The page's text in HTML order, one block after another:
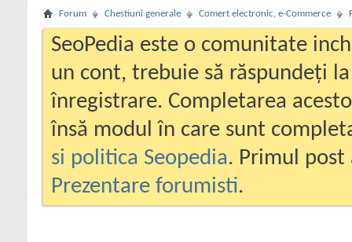
Forum Chestiuni generale Comert electronic, e-Commerce
SeoPedia este o comunitate
un cont, trebuie să răspundeți
înregistrare. Completarea
însă modul în care sunt
si politica Seopedia. Primul
Prezentare forumisti.